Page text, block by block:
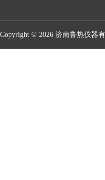
Copyright © 2026 济南鲁热仪器